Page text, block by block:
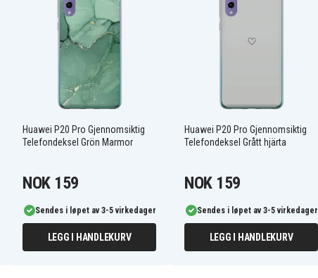
følelse av luksus
tilgang til alle
til alle
Huawei P20 Pro Gjennomsiktig
Telefondeksel Grön Marmor
NOK 159
Sendes i løpet av 3-5 virkedager
LEGG I HANDLEKURV
Huawei P20 Pro Gjennomsiktig
Telefondeksel Grått hjärta
NOK 159
Sendes i løpet av 3-5 virkedager
LEGG I HANDLEKURV